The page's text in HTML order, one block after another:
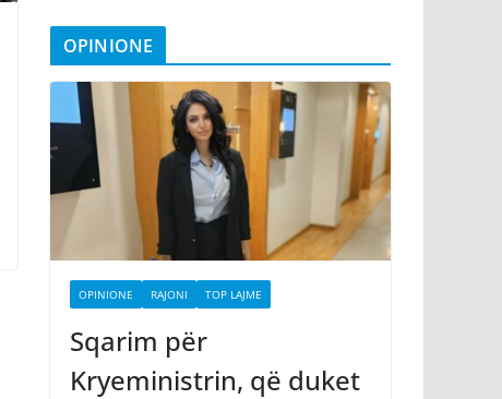
OPINIONE
OPINIONE RAJONI TOP LAJME
Sqarim për
Kryeministrin, që duket